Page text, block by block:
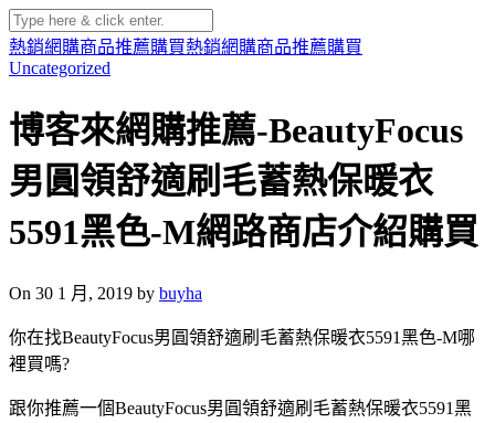
熱銷網購商品推薦購買熱銷網購商品推薦購買
Uncategorized
博客來網購推薦-BeautyFocus
男圓領舒適刷毛蓄熱保暖衣
5591黑色-M網路商店介紹購買
On 30 1 月, 2019 by buyha
你在找BeautyFocus男圓領舒適刷毛蓄熱保暖衣5591黑色-M哪
裡買嗎?
跟你推薦一個BeautyFocus男圓領舒適刷毛蓄熱保暖衣5591黑